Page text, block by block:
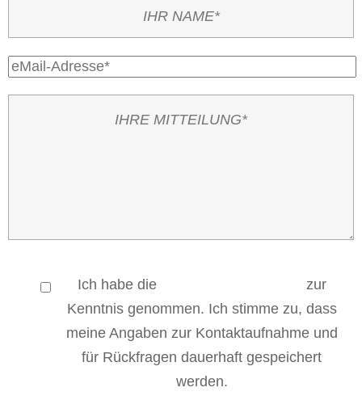
Ich habe die
zur
Kenntnis genommen. Ich stimme zu, dass
meine Angaben zur Kontaktaufnahme und
für Rückfragen dauerhaft gespeichert
werden.